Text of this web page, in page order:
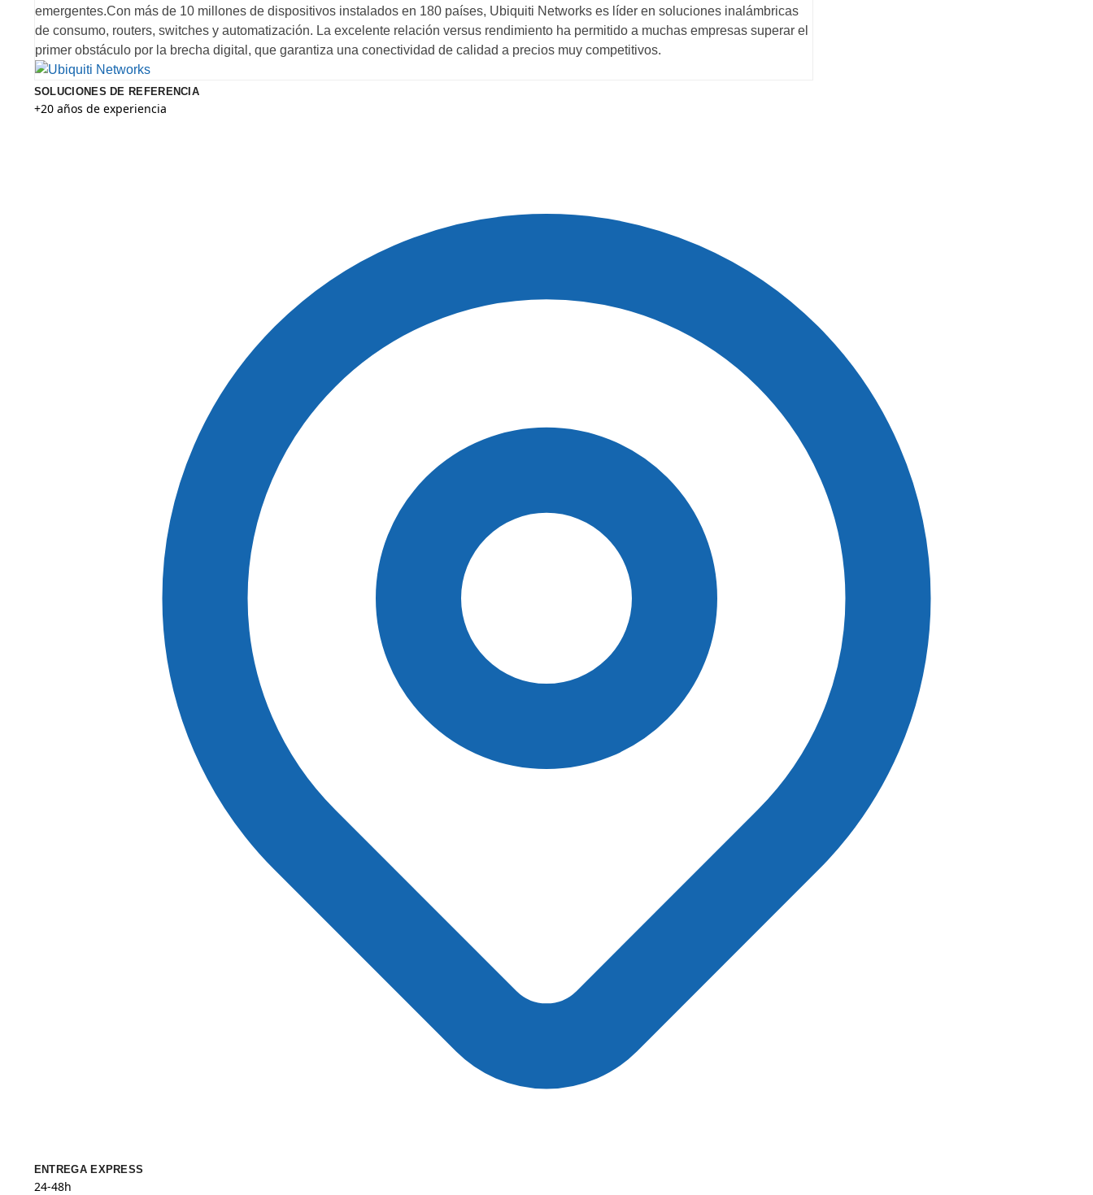
emergentes.Con más de 10 millones de dispositivos instalados en 180 países, Ubiquiti Networks es líder en soluciones inalámbricas
de consumo, routers, switches y automatización. La excelente relación versus rendimiento ha permitido a muchas empresas superar el
primer obstáculo por la brecha digital, que garantiza una conectividad de calidad a precios muy competitivos.
SOLUCIONES DE REFERENCIA
+20 años de experiencia
ENTREGA EXPRESS
24-48h